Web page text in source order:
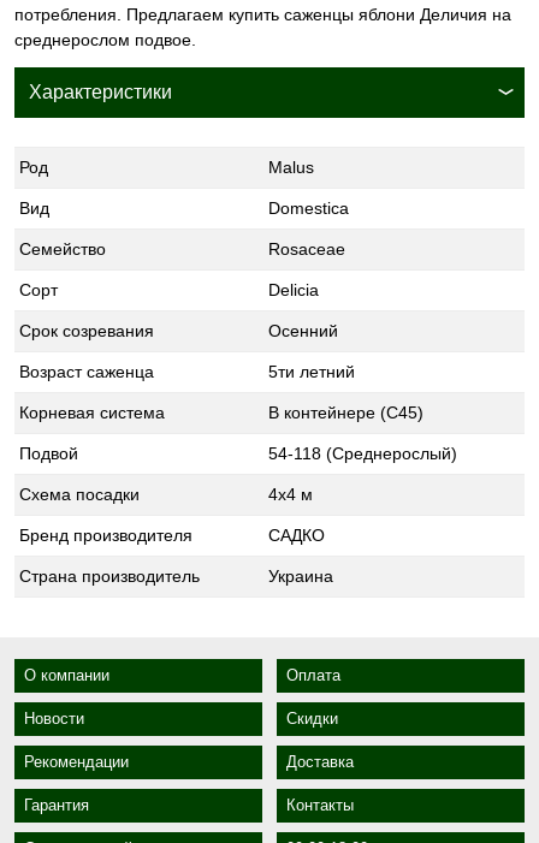
потребления. Предлагаем купить саженцы яблони Деличия на
среднерослом подвое.
Характеристики
Род Malus
Вид Domestica
Семейство Rosaceae
Сорт Delicia
Срок созревания Осенний
Возраст саженца 5ти летний
Корневая система В контейнере (С45)
Подвой 54-118 (Среднерослый)
Схема посадки 4x4 м
Бренд производителя САДКО
Страна производитель Украина
О компании Оплата
Новости Скидки
Рекомендации Доставка
Гарантия Контакты